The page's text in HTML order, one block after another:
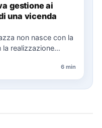
gestione ai
una vicenda
non nasce con la
realizzazione
6 min